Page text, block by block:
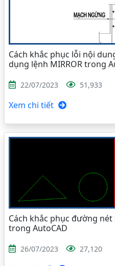
Cách khắc phục lỗi nội
dụng lệnh MIRROR trong
22/07/2023 51,933
Xem chi tiết
Cách khắc phục đường
trong AutoCAD
26/07/2023 27,120